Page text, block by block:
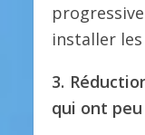
installer
3.
qui ont peu